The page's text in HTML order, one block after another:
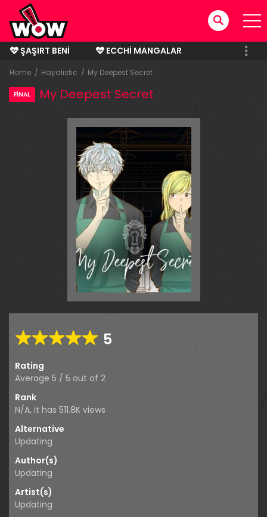
ŞAŞIRT BENI
ECCHI MANGALAR
BITMIŞ MANGALAR
Home Hayalistic My Deepest Secret
FİNAL My Deepest Secret
5
Rating
Average 5 / 5 out of 2
Rank
N/A, it has 511.8K views
Alternative
Updating
Author(s)
Updating
Artist(s)
Updating